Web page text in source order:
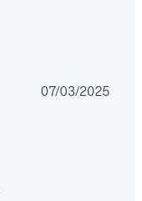
07/03/2025